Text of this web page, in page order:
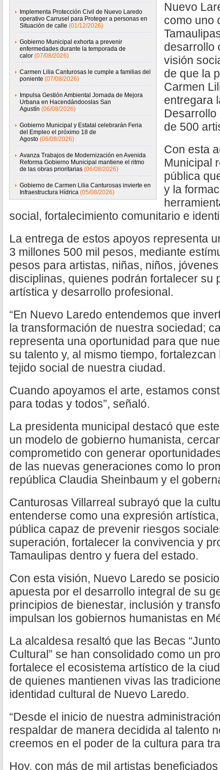
Implementa Protección Civil de Nuevo Laredo
operativo Carrusel para Proteger a personas en
Situación de calle (01/12/2026)
Gobierno Municipal exhorta a prevenir
enfermedades durante la temporada de
calor (07/08/2026)
Carmen Lilia Canturosas le cumple a familias del
poniente (07/08/2026)
Impulsa Gestión Ambiental Jornada de Mejora
Urbana en Hacendándooslas San
Agustín (06/08/2026)
Gobierno Municipal y Estatal celebrarán Feria
del Empleo el próximo 18 de
Agosto (06/08/2026)
Avanza Trabajos de Modernización en Avenida
Reforma Gobierno Municipal mantiene el ritmo
de las obras prioritarias (06/08/2026)
Gobierno de Carmen Lilia Canturosas invierte en
Infraestructura Hídrica (05/08/2026)
Nuevo
como uno
desarrollo
visión
de que la
Carmen
entregara
Desarrollo
de 500
Con esta
Municipal
pública
y la
social, fortalecimiento comunitario e
La entrega de estos apoyos representa
3 millones 500 mil pesos, mediante
pesos para artistas, niñas, niños,
disciplinas, quienes podrán fortalecer su
artística y desarrollo profesional.
“En Nuevo Laredo entendemos que
la transformación de nuestra sociedad;
representa una oportunidad para que
su talento y, al mismo tiempo,
tejido social de nuestra ciudad.
Cuando apoyamos el arte, estamos
para todas y todos”, señaló.
La presidenta municipal destacó que
un modelo de gobierno humanista,
comprometido con generar
de las nuevas generaciones como lo
república Claudia Sheinbaum y el
Canturosas Villarreal subrayó que la
entenderse como una expresión
pública capaz de prevenir riesgos
superación, fortalecer la convivencia y
Tamaulipas dentro y fuera del estado.
Con esta visión, Nuevo Laredo se
apuesta por el desarrollo integral de su
principios de bienestar, inclusión y
impulsan los gobiernos humanistas en
La alcaldesa resaltó que las Becas
Cultural” se han consolidado como un
fortalece el ecosistema artístico de la
de quienes mantienen vivas las
identidad cultural de Nuevo Laredo.
“Desde el inicio de nuestra
respaldar de manera decidida al talento
creemos en el poder de la cultura para
Hoy, con más de mil artistas